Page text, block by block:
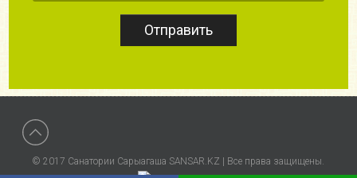
Отправить
© 2017 Санатории Сарыагаша SANSAR.KZ | Все права защищены.